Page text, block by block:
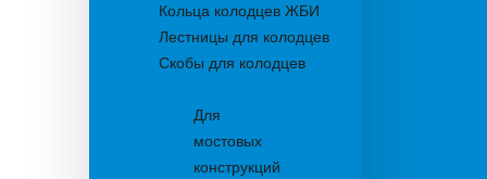
Кольца колодцев ЖБИ
Лестницы для колодцев
Скобы для колодцев
Для
мостовых
конструкций